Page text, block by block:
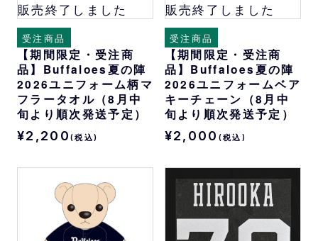
販売終了しました
受注商品
【期間限定・受注商
品】Buffaloes夏の陣
2026ユニフォーム柄マ
フラータオル（8月中
旬より順次発送予定）
¥2,200 (税込)
販売終了しました
受注商品
【期間限定・受注商
品】Buffaloes夏の陣
2026ユニフォームベア
キーチェーン（8月中
旬より順次発送予定）
¥2,000 (税込)